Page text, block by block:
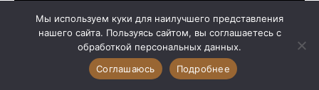
Мы используем куки для наилучшего представления
нашего сайта. Пользуясь сайтом, вы соглашаетесь с
обработкой персональных данных.
Соглашаюсь
Подробнее